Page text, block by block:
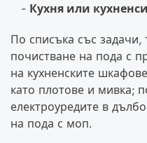
Кухня или
По списъка със
почистване на пода с
на кухненските
като плотове и мивка;
електроуредите в
на пода с моп.